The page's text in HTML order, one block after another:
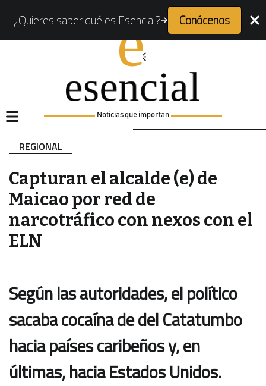
¿Quieres saber qué es Esencial? Conócenos
Noticias que importan
REGIONAL
Capturan el alcalde (e) de
Maicao por red de
narcotráfico con nexos con el
ELN
Según las autoridades, el político
sacaba cocaína de del Catatumbo
hacia países caribeños y, en
últimas, hacia Estados Unidos.